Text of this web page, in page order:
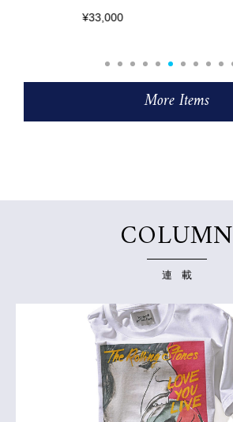
¥33,000
More Items
COLUMN
連 載